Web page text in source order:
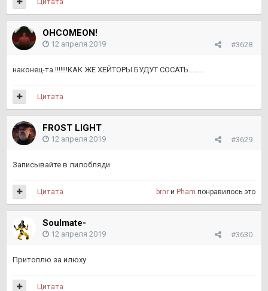
OHCOMEON!
#3628
12 апреля 2019
наконец-та !!!!!!!КАК ЖЕ ХЕЙТОРЫ БУДУТ СОСАТЬ.........
Цитата
FROST LIGHT
#3629
12 апреля 2019
Записывайте в лилобляди
brnr и Pham понравилось это
Цитата
Soulmate-
#3630
12 апреля 2019
Притоплю за илюху
Цитата